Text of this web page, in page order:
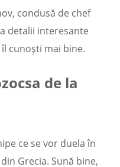
condusă de chef
detalii interesante
cunoști mai bine.
de la
ce se vor duela în
Grecia. Sună bine,